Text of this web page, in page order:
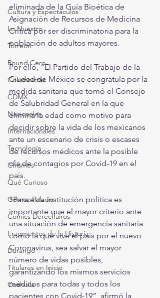
Cultura y Espectáculos
Lo Nuestro
Torreón
Round Cero
Columnistas
CDMX
Nacionales
Internacionales
Tecnología
Chismes
Qué Curioso
Gómez Palacio
Comics Derechairos
Fragmentos de la Historia
Durango
Titulares en Inicio
Coahuila
eliminada de la Guía Bioética de
Asignación de Recursos de Medicina
Crítica por ser discriminatoria para la
población de adultos mayores.
Por ello, “El Partido del Trabajo de la
Ciudad de México se congratula por la
medida sanitaria que tomó el Consejo
de Salubridad General en la que
elimina la edad como motivo para
decidir sobre la vida de los mexicanos
ante un escenario de crisis o escases
de recursos médicos ante la posible
ola de contagios por Covid-19 en el
país.
“Para esta institución política es
importante que el mayor criterio ante
una situación de emergencia sanitaria
como la que vive el país por el nuevo
Coronavirus, sea salvar el mayor
número de vidas posibles,
garantizando los mismos servicios
médicos para todas y todos los
pacientes con Covid-19”, afirmó la